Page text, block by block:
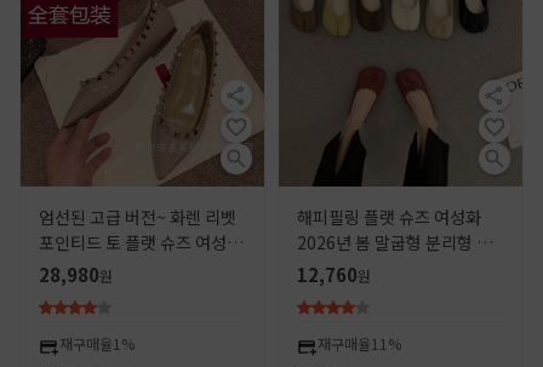
엄선된 고급 버전~ 화렌 리벳
포인티드 토 플랫 슈즈 여성용
2026년 신상 누드 컬러 리벳
여성화
28,980원
재구매율 1%
해피필링 플랫 슈즈 여성화
2026년 봄 말굽형 분리형 엄
지발가락 보트 슈즈
12,760원
재구매율 11%